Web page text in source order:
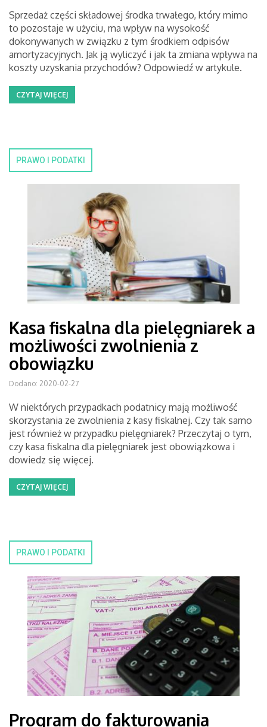
Sprzedaż części składowej środka trwałego, który mimo
to pozostaje w użyciu, ma wpływ na wysokość
dokonywanych w związku z tym środkiem odpisów
amortyzacyjnych. Jak ją wyliczyć i jak ta zmiana wpływa na
koszty uzyskania przychodów? Odpowiedź w artykule.
CZYTAJ WIĘCEJ
PRAWO I PODATKI
Kasa fiskalna dla pielęgniarek a
możliwości zwolnienia z
obowiązku
Dodano: 2020-02-27
W niektórych przypadkach podatnicy mają możliwość
skorzystania ze zwolnienia z kasy fiskalnej. Czy tak samo
jest również w przypadku pielęgniarek? Przeczytaj o tym,
czy kasa fiskalna dla pielęgniarek jest obowiązkowa i
dowiedz się więcej.
CZYTAJ WIĘCEJ
PRAWO I PODATKI
Program do fakturowania